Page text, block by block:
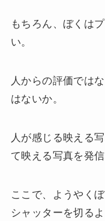
もちろん、ぼくは
い。
人からの評価では
はないか。
人が感じる映える
て映える写真を発
ここで、ようやく
シャッターを切る